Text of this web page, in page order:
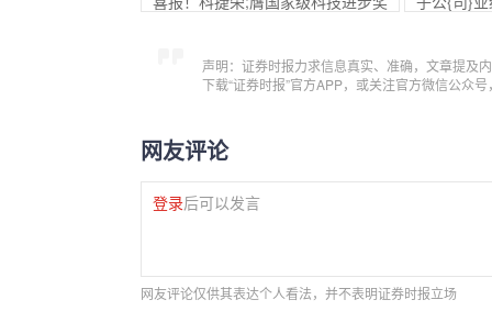
声明：证券时报力求信息真实、准确，文章提及
下载“证券时报”官方APP，或关注官方微信公众
网友评论
登录后可以发言
网友评论仅供其表达个人看法，并不表明证券时报立场